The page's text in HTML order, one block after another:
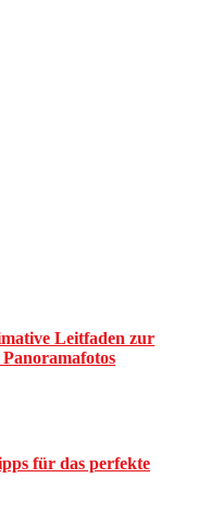
Leitfaden zur
für das perfekte